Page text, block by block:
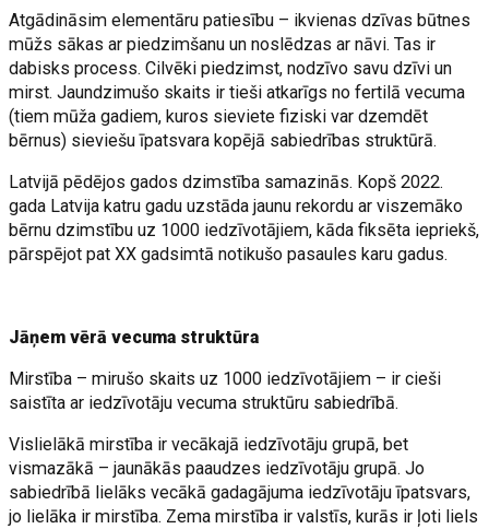
Atgādināsim elementāru patiesību – ikvienas dzīvas būtnes
mūžs sākas ar piedzimšanu un noslēdzas ar nāvi. Tas ir
dabisks process. Cilvēki piedzimst, nodzīvo savu dzīvi un
mirst. Jaundzimušo skaits ir tieši atkarīgs no fertilā vecuma
(tiem mūža gadiem, kuros sieviete fiziski var dzemdēt
bērnus) sieviešu īpatsvara kopējā sabiedrības struktūrā.
Latvijā pēdējos gados dzimstība samazinās. Kopš 2022.
gada Latvija katru gadu uzstāda jaunu rekordu ar viszemāko
bērnu dzimstību uz 1000 iedzīvotājiem, kāda fiksēta iepriekš,
pārspējot pat XX gadsimtā notikušo pasaules karu gadus.
Jāņem vērā vecuma struktūra
Mirstība – mirušo skaits uz 1000 iedzīvotājiem – ir cieši
saistīta ar iedzīvotāju vecuma struktūru sabiedrībā.
Vislielākā mirstība ir vecākajā iedzīvotāju grupā, bet
vismazākā – jaunākās paaudzes iedzīvotāju grupā. Jo
sabiedrībā lielāks vecākā gadagājuma iedzīvotāju īpatsvars,
jo lielāka ir mirstība. Zema mirstība ir valstīs, kurās ir ļoti liels